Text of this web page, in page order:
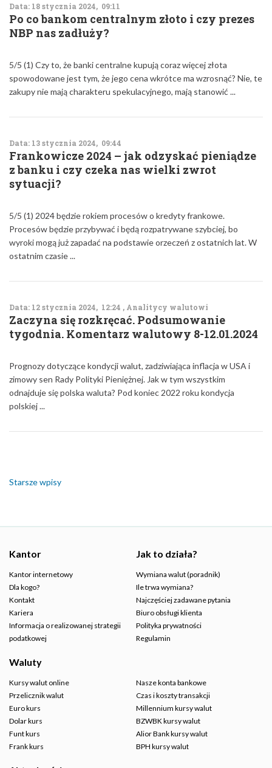
Data: 18 stycznia 2024, 09:11
Po co bankom centralnym złoto i czy prezes
NBP nas zadłuży?
5/5 (1) Czy to, że banki centralne kupują coraz więcej złota
spowodowane jest tym, że jego cena wkrótce ma wzrosnąć? Nie, te
zakupy nie mają charakteru spekulacyjnego, mają stanowić ...
Data: 13 stycznia 2024, 09:44
Frankowicze 2024 – jak odzyskać pieniądze
z banku i czy czeka nas wielki zwrot
sytuacji?
5/5 (1) 2024 będzie rokiem procesów o kredyty frankowe.
Procesów będzie przybywać i będą rozpatrywane szybciej, bo
wyroki mogą już zapadać na podstawie orzeczeń z ostatnich lat. W
ostatnim czasie ...
Data: 12 stycznia 2024, 12:24 , Analitycy walutowi
Zaczyna się rozkręcać. Podsumowanie
tygodnia. Komentarz walutowy 8-12.01.2024
Prognozy dotyczące kondycji walut, zadziwiająca inflacja w USA i
zimowy sen Rady Polityki Pieniężnej. Jak w tym wszystkim
odnajduje się polska waluta? Pod koniec 2022 roku kondycja
polskiej ...
wpisach
Starsze wpisy
Kantor
Kantor internetowy
Dla kogo?
Kontakt
Kariera
Informacja o realizowanej strategii
podatkowej
Jak to działa?
Wymiana walut (poradnik)
Ile trwa wymiana?
Najczęściej zadawane pytania
Biuro obsługi klienta
Polityka prywatności
Regulamin
Waluty
Kursy walut online
Przelicznik walut
Euro kurs
Dolar kurs
Funt kurs
Frank kurs
Nasze konta bankowe
Czas i koszty transakcji
Millennium kursy walut
BZWBK kursy walut
Alior Bank kursy walut
BPH kursy walut